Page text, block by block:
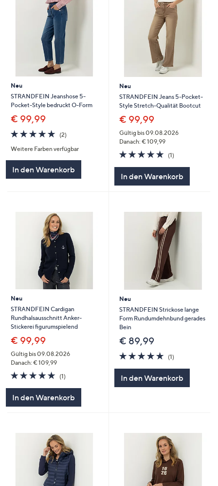
Neu
STRANDFEIN Jeanshose 5-
Pocket-Style bedruckt O-Form
€ 99,99
5.0
von
5
(2)
Weitere Farben verfügbar
In den Warenkorb
Neu
STRANDFEIN Jeans 5-Pocket-
Style Stretch-Qualität Bootcut
€ 99,99
Gültig bis 09.08.2026
Danach: € 109,99
5.0
von
5
(1)
In den Warenkorb
Neu
STRANDFEIN Cardigan
Rundhalsausschnitt Anker-
Stickerei figurumspielend
€ 99,99
Gültig bis 09.08.2026
Danach: € 109,99
5.0
von
5
(1)
In den Warenkorb
Neu
STRANDFEIN Strickose lange
Form Rundumdehnbund gerades
Bein
€ 89,99
5.0
von
5
(1)
In den Warenkorb